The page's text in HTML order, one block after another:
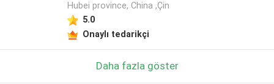
Hubei province, China ,Çin
5.0
Onaylı tedarikçi
Daha fazla göster